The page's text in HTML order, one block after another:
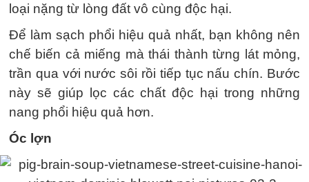
loại nặng từ lòng đất vô cùng độc hại.
Để làm sạch phổi hiệu quả nhất, bạn không nên
chế biến cả miếng mà thái thành từng lát mỏng,
trần qua với nước sôi rồi tiếp tục nấu chín. Bước
này sẽ giúp lọc các chất độc hại trong những
nang phổi hiệu quả hơn.
Óc lợn